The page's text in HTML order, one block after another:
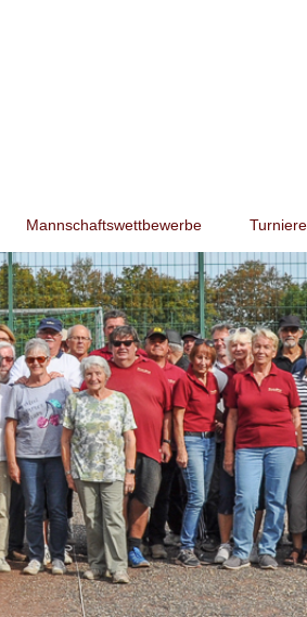
Mannschaftswettbewerbe Turniere